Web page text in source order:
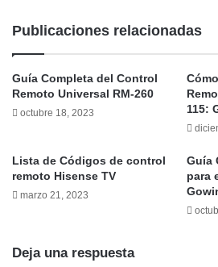
Publicaciones relacionadas
Guía Completa del Control
Remoto Universal RM-260
octubre 18, 2023
115:
Lista de Códigos de control
remoto Hisense TV
marzo 21, 2023
Guía
para
Deja una respuesta